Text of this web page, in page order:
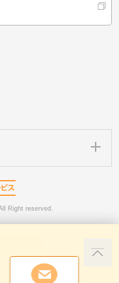
Right reserved.